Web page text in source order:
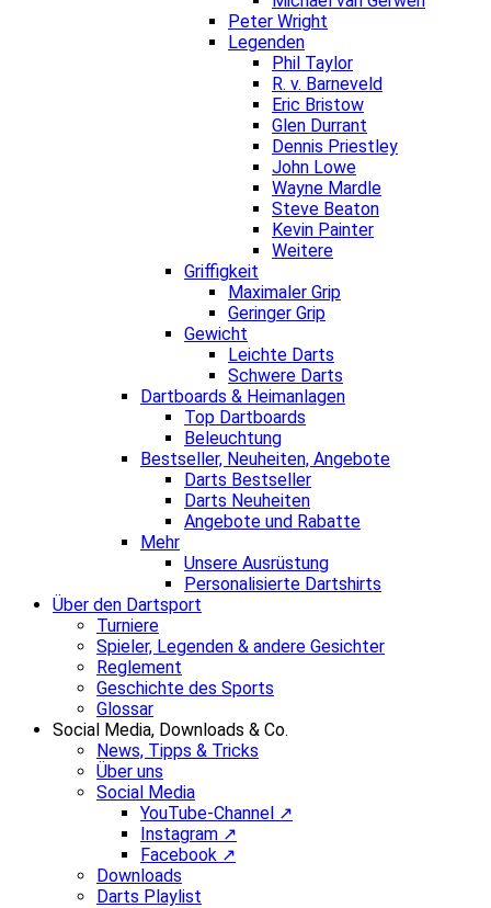
Peter Wright
Legenden
Phil Taylor
R. v. Barneveld
Eric Bristow
Glen Durrant
Dennis Priestley
John Lowe
Wayne Mardle
Steve Beaton
Kevin Painter
Weitere
Griffigkeit
Maximaler Grip
Geringer Grip
Gewicht
Leichte Darts
Schwere Darts
Dartboards & Heimanlagen
Top Dartboards
Beleuchtung
Bestseller, Neuheiten, Angebote
Darts Bestseller
Darts Neuheiten
Angebote und Rabatte
Mehr
Unsere Ausrüstung
Personalisierte Dartshirts
Über den Dartsport
Turniere
Spieler, Legenden & andere Gesichter
Reglement
Geschichte des Sports
Glossar
Social Media, Downloads & Co.
News, Tipps & Tricks
Über uns
Social Media
YouTube-Channel ↗
Instagram ↗
Facebook ↗
Downloads
Darts Playlist